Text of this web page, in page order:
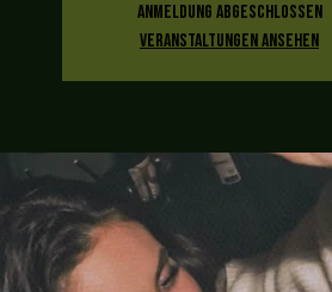
Anmeldung abgeschlossen
Veranstaltungen ansehen